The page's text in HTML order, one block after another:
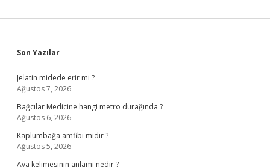
Sidebar
Son Yazılar
Jelatin midede erir mi ?
Ağustos 7, 2026
Bağcılar Medicine hangi metro durağında ?
Ağustos 6, 2026
Kaplumbağa amfibi midir ?
Ağustos 5, 2026
Ava kelimesinin anlamı nedir ?